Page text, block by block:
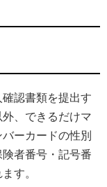
認書類を提出す
、できるだけマ
ーカードの性別
者番号・記号番
す。